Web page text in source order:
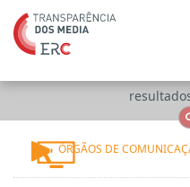
ÓRGÃOS DE